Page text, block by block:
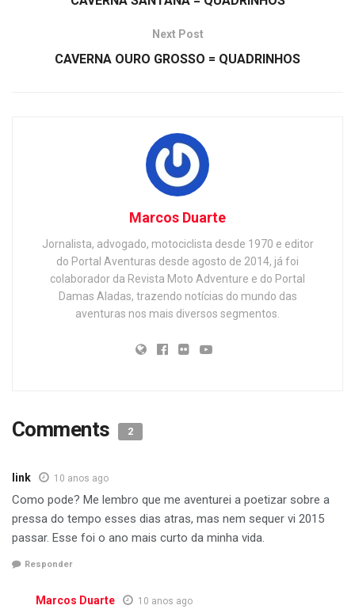
Next Post
CAVERNA OURO GROSSO = QUADRINHOS
Marcos Duarte
Jornalista, advogado, motociclista desde 1970 e editor
do Portal Aventuras desde agosto de 2014, já foi
colaborador da Revista Moto Adventure e do Portal
Damas Aladas, trazendo notícias do mundo das
aventuras nos mais diversos segmentos.
Comments 2
link 10 anos ago
Como pode? Me lembro que me aventurei a poetizar sobre a
pressa do tempo esses dias atras, mas nem sequer vi 2015
passar. Esse foi o ano mais curto da minha vida.
Responder
Marcos Duarte 10 anos ago